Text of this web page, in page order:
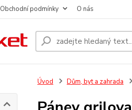
Obchodní podmínky O nás
Úvod Dům, byt a zahrada